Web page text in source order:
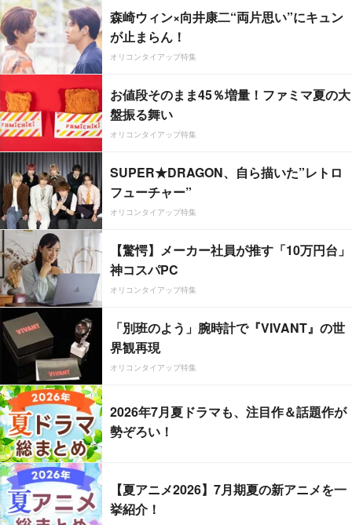
森崎ウィン×向井康二“両片思い”にキュン
が止まらん！
オリコンタイアップ特集
お値段そのまま45％増量！ファミマ夏の大
盤振る舞い
オリコンタイアップ特集
SUPER★DRAGON、自ら描いた”レトロ
フューチャー”
オリコンタイアップ特集
【驚愕】メーカー社員が推す「10万円台」
神コスパPC
オリコンタイアップ特集
「別班のよう」腕時計で『VIVANT』の世
界観再現
オリコンタイアップ特集
2026年7月夏ドラマも、注目作＆話題作が
勢ぞろい！
【夏アニメ2026】7月期夏の新アニメを一
挙紹介！